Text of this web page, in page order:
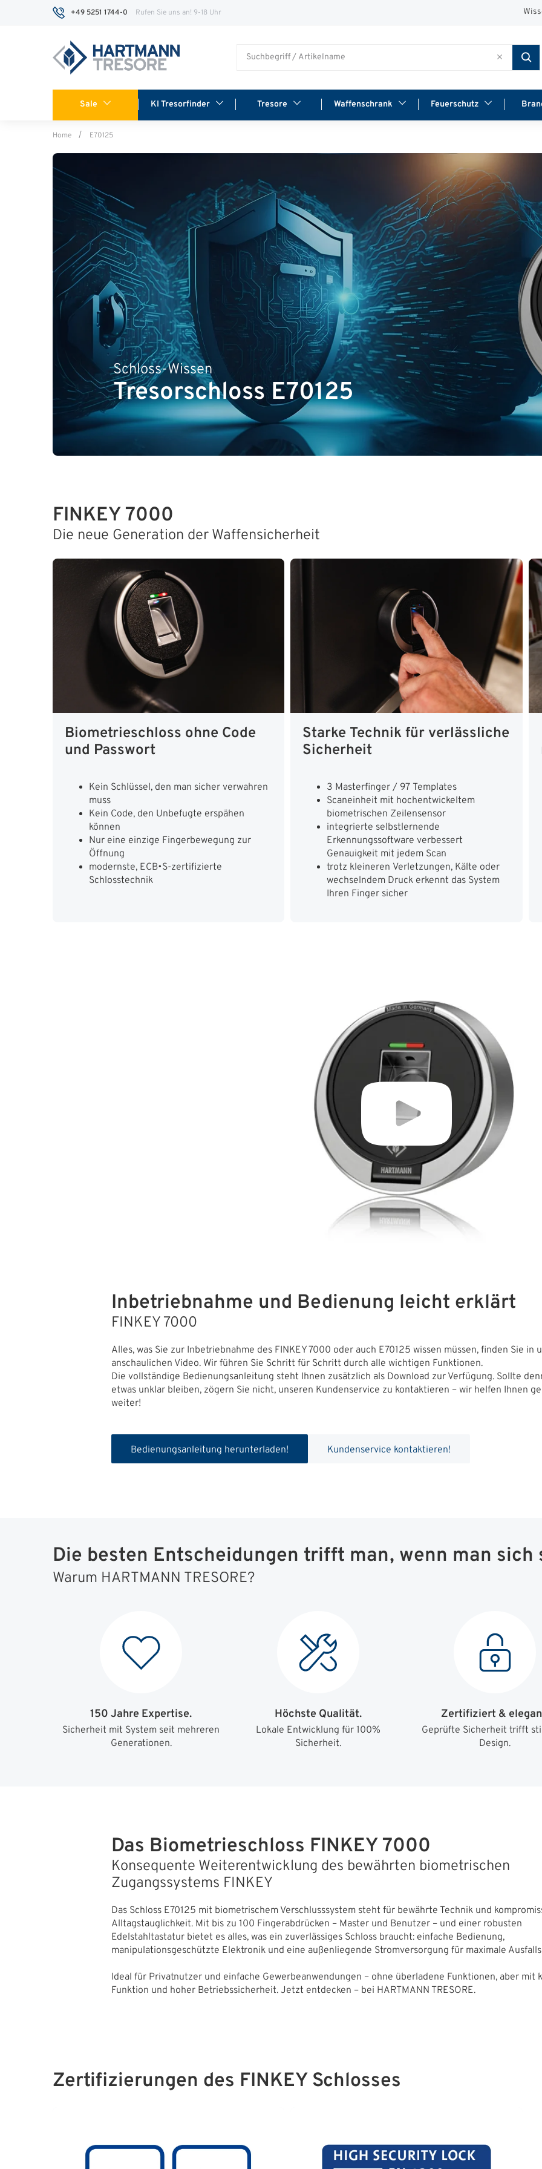
+49 5251 1744-0 Rufen Sie uns an! 9-18 Uhr
Sale KI Tresorfinder Tresore Waffenschrank Feuerschutz
Home E70125
Schloss-Wissen
Tresorschloss E70125
FINKEY 7000
Die neue Generation der Waffensicherheit
Biometrieschloss ohne Code
und Passwort
Kein Schlüssel, den man sicher verwahren
muss
Kein Code, den Unbefugte erspähen
können
Nur eine einzige Fingerbewegung zur
Öffnung
modernste, ECB•S-zertifizierte
Schlosstechnik
Starke Technik für verlässliche
Sicherheit
3 Masterfinger / 97 Templates
Scaneinheit mit hochentwickeltem
biometrischen Zeilensensor
integrierte selbstlernende
Erkennungssoftware verbessert
Genauigkeit mit jedem Scan
trotz kleineren Verletzungen, Kälte oder
wechselndem Druck erkennt das System
Ihren Finger sicher
Inbetriebnahme und Bedienung leicht erklärt
FINKEY 7000
Alles, was Sie zur Inbetriebnahme des FINKEY 7000 oder auch E70125 wissen müssen, finden Sie in
anschaulichen Video. Wir führen Sie Schritt für Schritt durch alle wichtigen Funktionen.
Die vollständige Bedienungsanleitung steht Ihnen zusätzlich als Download zur Verfügung. Sollte
etwas unklar bleiben, zögern Sie nicht, unseren Kundenservice zu kontaktieren – wir helfen Ihnen
weiter!
Bedienungsanleitung herunterladen! Kundenservice kontaktieren!
Die besten Entscheidungen trifft man, wenn man sich
Warum HARTMANN TRESORE?
150 Jahre Expertise.
Sicherheit mit System seit mehreren
Generationen.
Höchste Qualität.
Lokale Entwicklung für 100%
Sicherheit.
Zertifiziert &
Geprüfte Sicherheit trifft
Design.
Das Biometrieschloss FINKEY 7000
Konsequente Weiterentwicklung des bewährten biometrischen
Zugangssystems FINKEY
Das Schloss E70125 mit biometrischem Verschlusssystem steht für bewährte Technik und
Alltagstauglichkeit. Mit bis zu 100 Fingerabdrücken – Master und Benutzer – und einer robusten
Edelstahltastatur bietet es alles, was ein zuverlässiges Schloss braucht: einfache Bedienung,
manipulationsgeschützte Elektronik und eine außenliegende Stromversorgung für maximale
Ideal für Privatnutzer und einfache Gewerbeanwendungen – ohne überladene Funktionen, aber mit
Funktion und hoher Betriebssicherheit. Jetzt entdecken – bei HARTMANN TRESORE.
Zertifizierungen des FINKEY Schlosses